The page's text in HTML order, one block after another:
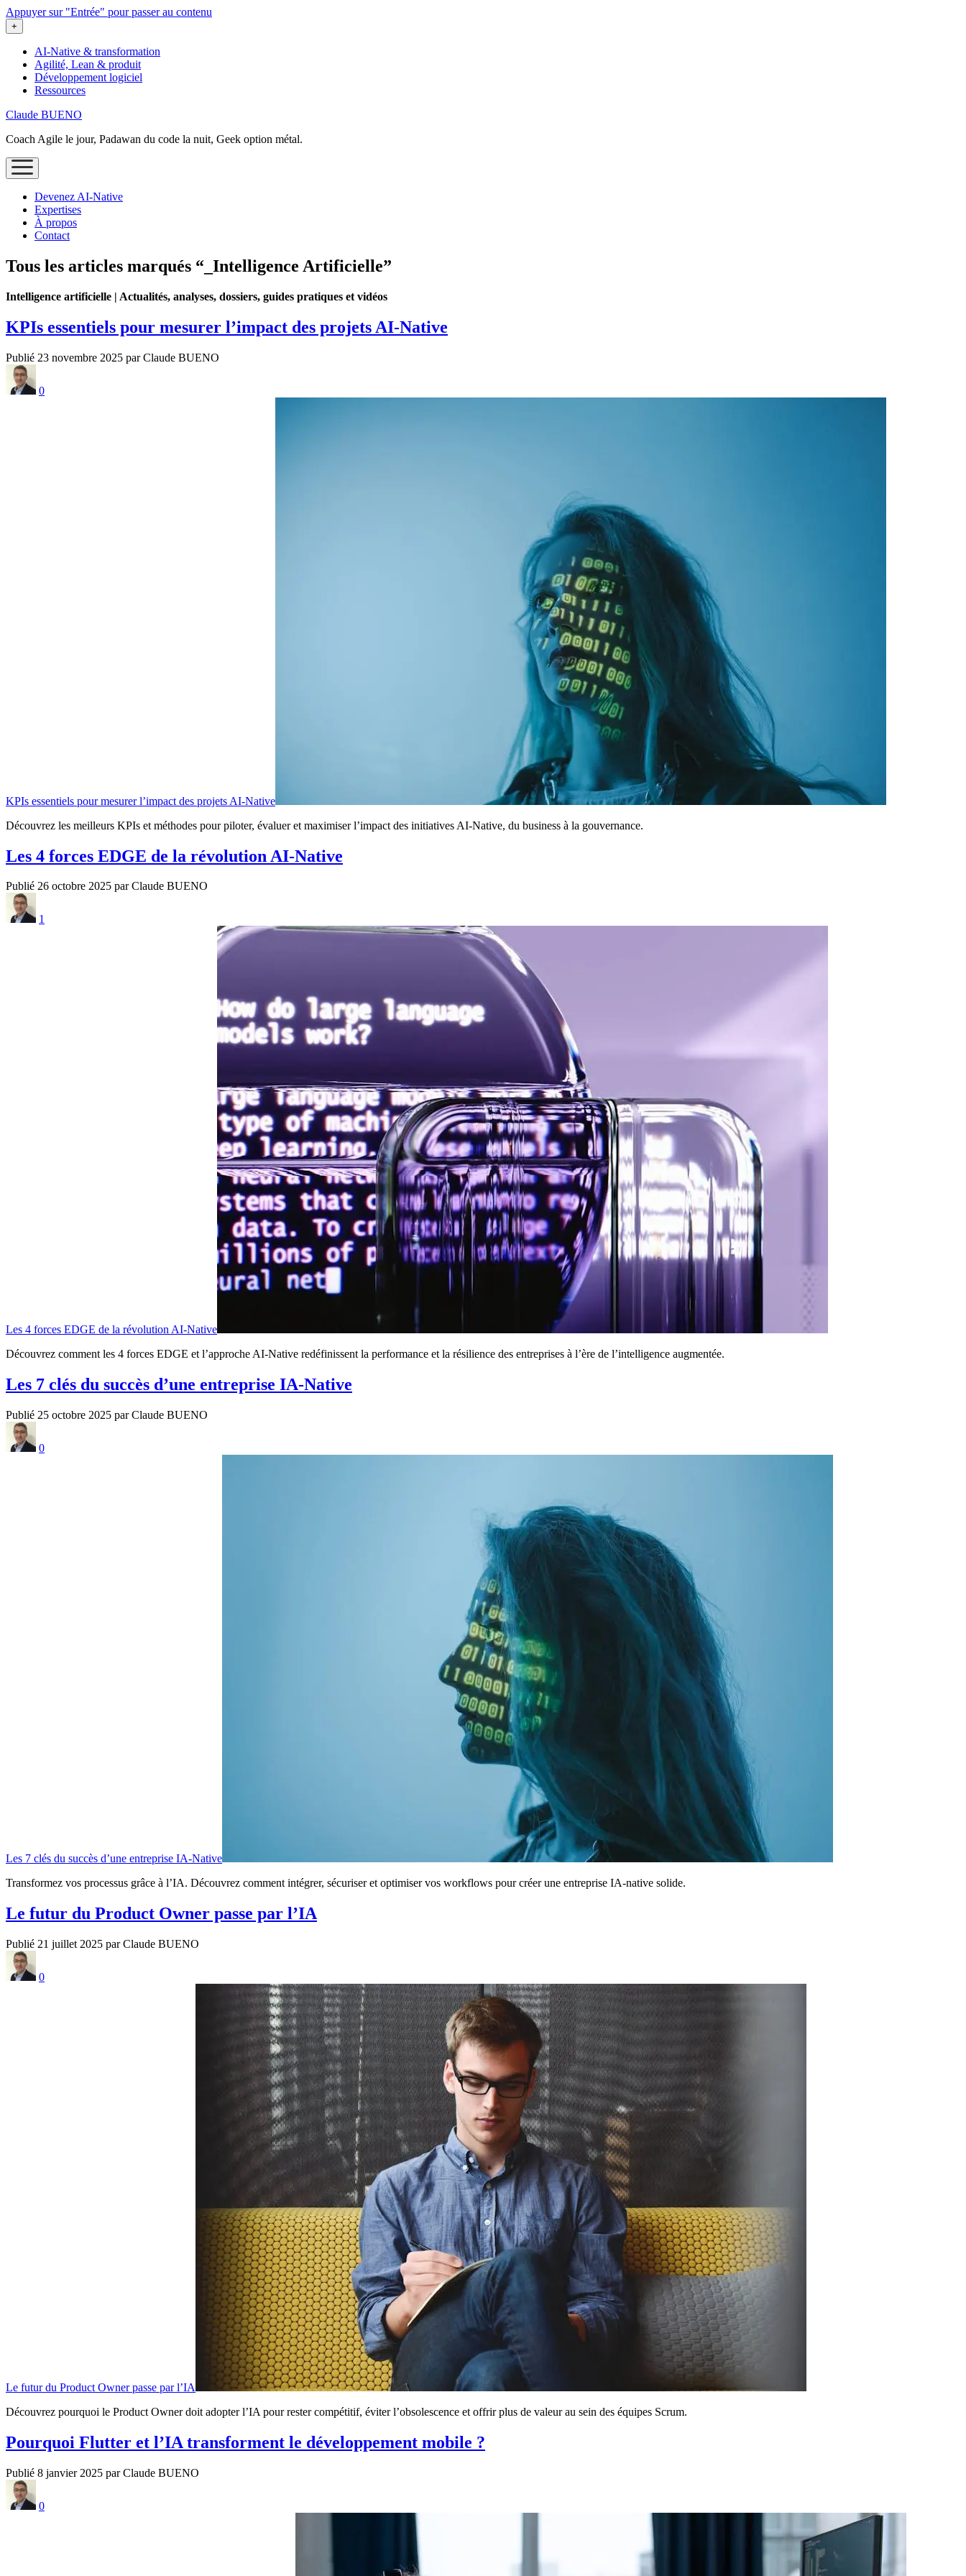
Appuyer sur "Entrée" pour passer au contenu
ouvrir
le
+
AI-Native & transformation
Agilité, Lean & produit
Développement logiciel
Ressources
Claude BUENO
Coach Agile le jour, Padawan du code la nuit, Geek option métal.
ouvrir
le
Devenez AI‑Native
Expertises
À propos
Contact
Tous les articles marqués “_Intelligence Artificielle”
Intelligence artificielle | Actualités, analyses, dossiers, guides pratiques et vidéos
KPIs essentiels pour mesurer l’impact des projets AI-Native
Publié 23 novembre 2025 par Claude BUENO
0
KPIs essentiels pour mesurer l’impact des projets AI-Native
Découvrez les meilleurs KPIs et méthodes pour piloter, évaluer et maximiser l’impact des initiatives AI-Native, du business à la gouvernance.
Les 4 forces EDGE de la révolution AI-Native
Publié 26 octobre 2025 par Claude BUENO
1
Les 4 forces EDGE de la révolution AI-Native
Découvrez comment les 4 forces EDGE et l’approche AI-Native redéfinissent la performance et la résilience des entreprises à l’ère de l’intelligence augmentée.
Les 7 clés du succès d’une entreprise IA-Native
Publié 25 octobre 2025 par Claude BUENO
0
Les 7 clés du succès d’une entreprise IA-Native
Transformez vos processus grâce à l’IA. Découvrez comment intégrer, sécuriser et optimiser vos workflows pour créer une entreprise IA-native solide.
Le futur du Product Owner passe par l’IA
Publié 21 juillet 2025 par Claude BUENO
0
Le futur du Product Owner passe par l’IA
Découvrez pourquoi le Product Owner doit adopter l’IA pour rester compétitif, éviter l’obsolescence et offrir plus de valeur au sein des équipes Scrum.
Pourquoi Flutter et l’IA transforment le développement mobile ?
Publié 8 janvier 2025 par Claude BUENO
0